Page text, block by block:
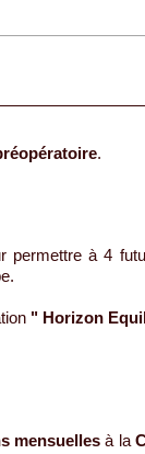
.
permettre à 4
" Horizon
mensuelles à la